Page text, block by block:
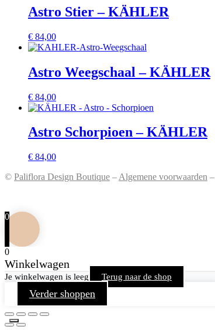
Astro Stier – KÄHLER
€ 84,00
Astro Weegschaal – KÄHLER
€ 84,00
Astro Schorpioen – KÄHLER
€ 84,00
© Paliflora Design Boutique – Algemene voorwaarden –
0
0
Winkelwagen
Je winkelwagen is leeg Terug naar de shop
Verder shoppen